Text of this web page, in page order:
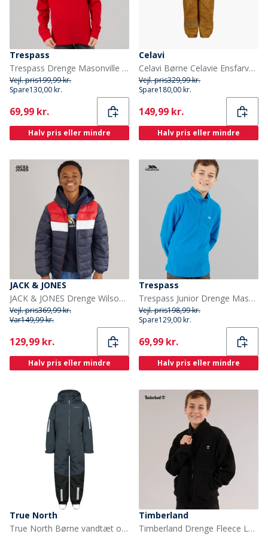
Trespass
Trespass Drenge Masonville Fleece Rød
Vejl. pris199,99 kr.
Spare130,00 kr.
Current
69,99 kr.
Halv pris eller mindre
Celavi
Celavi Børne Celavie Ensfarvet Basis Termosæt Buckthorn Brown
Vejl. pris329,99 kr.
Spare180,00 kr.
Current
149,99 kr.
Halv pris eller mindre
JACK & JONES
JACK & JONES Drenge Wilson Puffer Jakke Navy Blazer
Vejl. pris369,99 kr.
Var149,99 kr.
Current
129,99 kr.
Halv pris eller mindre
Trespass
Trespass Junior Drenge Masonville 1/2 Lynlås Mikro Fleece Kobolt
Vejl. pris198,99 kr.
Spare129,00 kr.
Current
69,99 kr.
Halv pris eller mindre
True North
True North Børne vandtæt overtræksdragt Oxford snefrak nattehimmel
Timberland
Timberland Drenge Fleece Lynlås Gennem Sort